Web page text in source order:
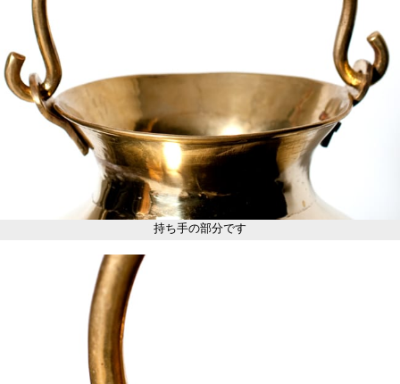
持ち手の部分です